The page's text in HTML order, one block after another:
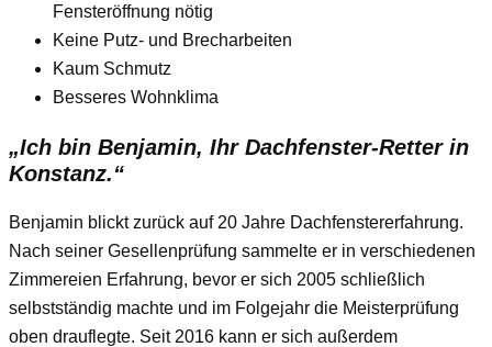
Fensteröffnung nötig
Keine Putz- und Brecharbeiten
Kaum Schmutz
Besseres Wohnklima
„Ich bin Benjamin, Ihr Dachfenster-Retter in
Konstanz.“
Benjamin blickt zurück auf 20 Jahre Dachfenstererfahrung.
Nach seiner Gesellenprüfung sammelte er in verschiedenen
Zimmereien Erfahrung, bevor er sich 2005 schließlich
selbstständig machte und im Folgejahr die Meisterprüfung
oben drauflegte. Seit 2016 kann er sich außerdem